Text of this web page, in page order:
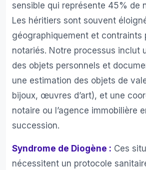
sensible qui représente 45% de
Les héritiers sont souvent
géographiquement et contraints
notariés. Notre processus inclut
des objets personnels et
une estimation des objets de
bijoux, œuvres d’art), et une
notaire ou l’agence immobilière
succession.
Syndrome de Diogène : Ces
nécessitent un protocole